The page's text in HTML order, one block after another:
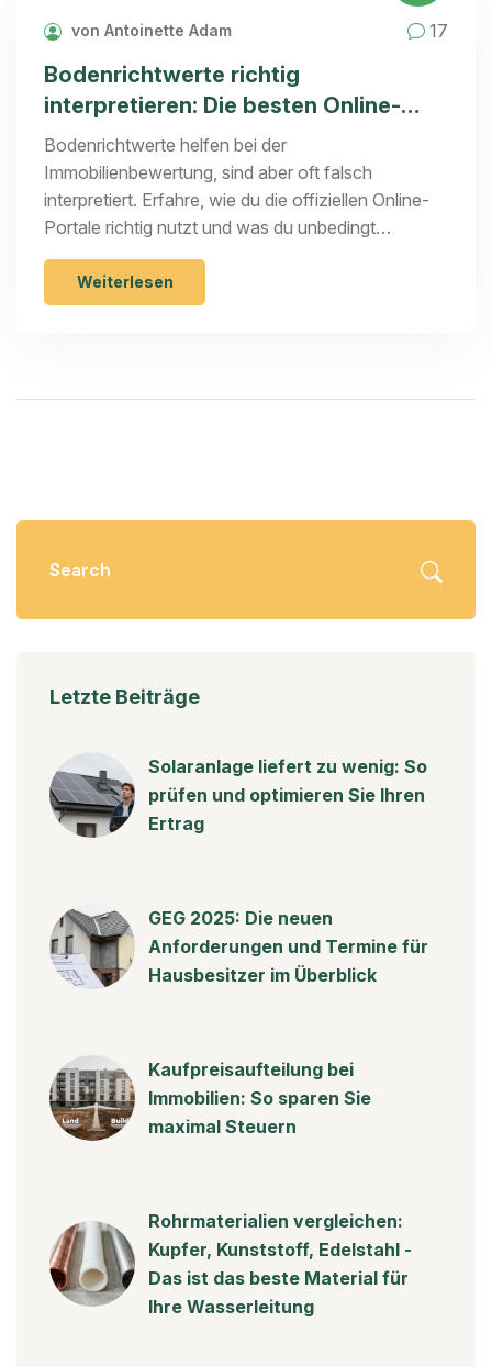
von Antoinette Adam 17
Bodenrichtwerte richtig
interpretieren: Die besten Online-
Portale für Immobilienkäufer
Bodenrichtwerte helfen bei der
Immobilienbewertung, sind aber oft falsch
interpretiert. Erfahre, wie du die offiziellen Online-
Portale richtig nutzt und was du unbedingt
beachten musst, bevor du kaufst.
Weiterlesen
Letzte Beiträge
Solaranlage liefert zu wenig: So
prüfen und optimieren Sie Ihren
Ertrag
GEG 2025: Die neuen
Anforderungen und Termine für
Hausbesitzer im Überblick
Kaufpreisaufteilung bei
Immobilien: So sparen Sie
maximal Steuern
Rohrmaterialien vergleichen:
Kupfer, Kunststoff, Edelstahl -
Das ist das beste Material für
Ihre Wasserleitung